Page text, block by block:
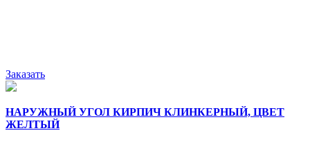
Заказать
НАРУЖНЫЙ УГОЛ КИРПИЧ КЛИНКЕРНЫЙ, ЦВЕТ
ЖЕЛТЫЙ